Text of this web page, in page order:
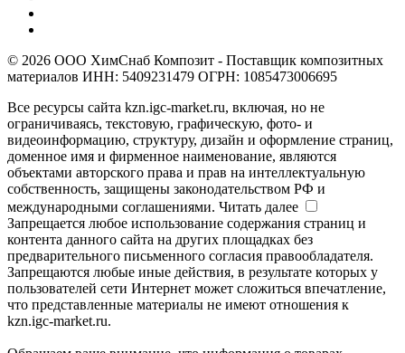
© 2026 ООО ХимСнаб Композит - Поставщик композитных
материалов ИНН: 5409231479 ОГРН: 1085473006695
Все ресурсы сайта kzn.igc-market.ru, включая, но не
ограничиваясь, текстовую, графическую, фото- и
видеоинформацию, структуру, дизайн и оформление страниц,
доменное имя и фирменное наименование, являются
объектами авторского права и прав на интеллектуальную
собственность, защищены законодательством РФ и
международными соглашениями. Читать далее
Запрещается любое использование содержания страниц и
контента данного сайта на других площадках без
предварительного письменного согласия правообладателя.
Запрещаются любые иные действия, в результате которых у
пользователей сети Интернет может сложиться впечатление,
что представленные материалы не имеют отношения к
kzn.igc-market.ru.